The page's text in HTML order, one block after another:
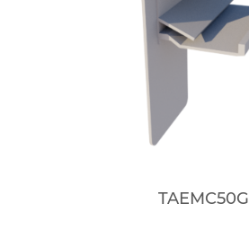
TAEMC50G